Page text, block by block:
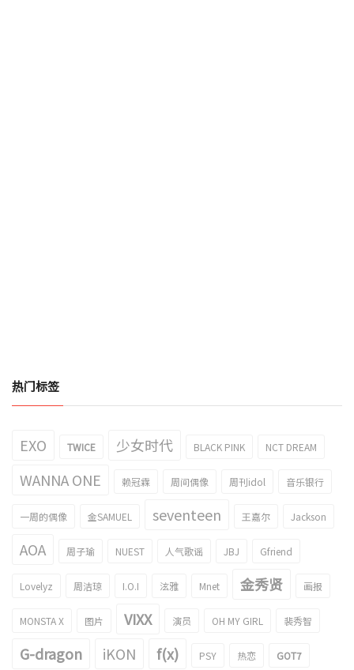
热门标签
EXO TWICE 少女时代 BLACK PINK NCT DREAM
WANNA ONE 赖冠霖 周间偶像 周刊idol 音乐银行
一周的偶像 金SAMUEL seventeen 王嘉尔 Jackson
AOA 周子瑜 NUEST 人气歌谣 JBJ Gfriend
Lovelyz 周洁琼 I.O.I 泫雅 Mnet 金秀贤 画报
MONSTA X 图片 VIXX 演员 OH MY GIRL 裴秀智
G-dragon iKON f(x) PSY 热恋 GOT7